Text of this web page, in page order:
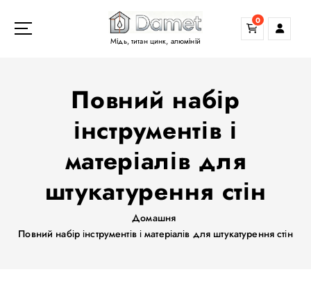
Мідь, титан цинк, алюміній
0
Повний набір
інструментів і
матеріалів для
штукатурення стін
Домашня
Повний набір інструментів і матеріалів для штукатурення стін